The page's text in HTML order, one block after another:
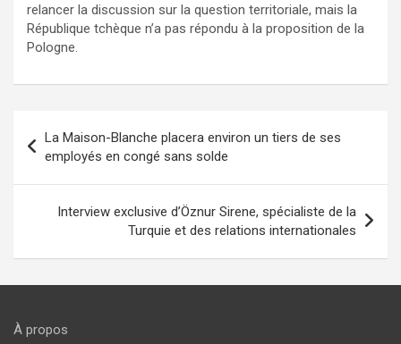
relancer la discussion sur la question territoriale, mais la
République tchèque n’a pas répondu à la proposition de la
Pologne.
de
l’article
La Maison-Blanche placera environ un tiers de ses
employés en congé sans solde
Interview exclusive d’Öznur Sirene, spécialiste de la
Turquie et des relations internationales
À propos